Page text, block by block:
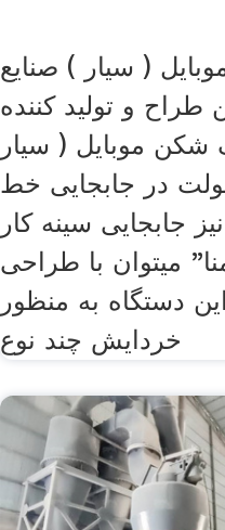
( سیار ) صنایع
طراح و تولید کننده
شکن موبایل ( سیار
در جابجایی خط
جابجایی سینه کار
میتوان با طراحی
دستگاه به منظور
خردایش چند نوع